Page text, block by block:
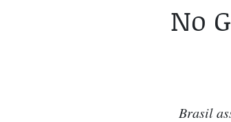
No
Brasil